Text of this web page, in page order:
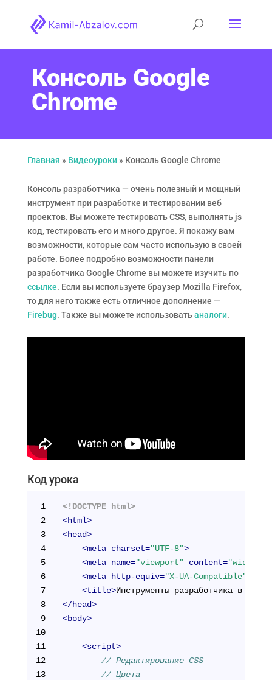
Консоль Google
Chrome
Главная » Видеоуроки » Консоль Google Chrome
Консоль разработчика — очень полезный и мощный
инструмент при разработке и тестировании веб
проектов. Вы можете тестировать CSS, выполнять js
код, тестировать его и много другое. Я покажу вам
возможности, которые сам часто использую в своей
работе. Более подробно возможности панели
разработчика Google Chrome вы можете изучить по
ссылке. Если вы используете браузер Mozilla Firefox,
то для него также есть отличное дополнение —
Firebug. Также вы можете использоватьаналоги.
Код урока
1
<!DOCTYPE html>
2
<html>
3
<head>
4
<meta charset="UTF-8">
5
<meta name="viewport" content=
6
<meta http-equiv="X-UA-Compatible"
7
<title>Инструменты разработчика в
8
</head>
9
<body>
10
11
<script>
12
// Редактирование CSS
13
// Цвета